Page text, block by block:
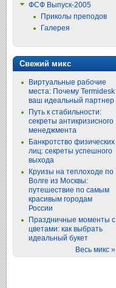
ФСФ Выпуск-2005
Приколы преподов
Галерея
Свежий микс
Виртуальные рабочие
места: Почему Termidesk
ваш идеальный партнер
Путь к стабильности:
секреты антикризисного
менеджмента
Банкротство физических
лиц: секреты успешного
выхода
Круизы на теплоходе по
Волге из Москвы:
путешествие по самым
красивым городам
России
Праздничные моменты с
цветами: как выбрать
идеальный букет
Весь микс »